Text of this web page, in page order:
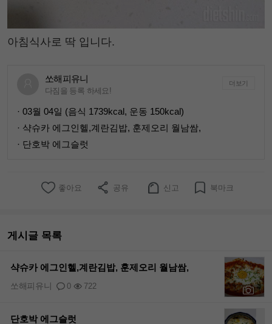
아침식사로 딱 입니다.
쏘해피유니
다짐을 등록 하세요!
더보기
· 03월 04일 (음식 1739kcal, 운동 150kcal)
· 샥슈카 에그인헬,계란김밥, 훈제오리 월남쌈,
· 단호박 에그슬럿
좋아요 공유 신고 북마크
게시글 목록
샥슈카 에그인헬,계란김밥, 훈제오리 월남쌈,
0 722
쏘해피유니
단호박 에그슬럿